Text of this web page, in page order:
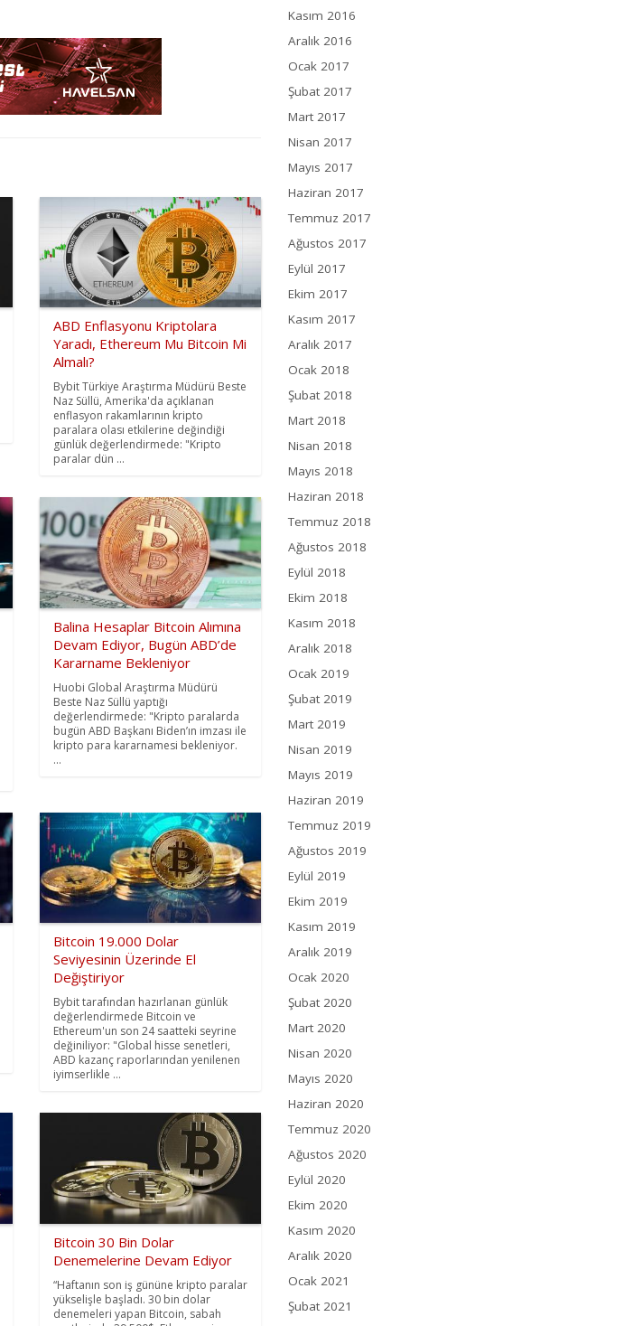
ABD Enflasyonu Kriptolara
Yaradı, Ethereum Mu Bitcoin Mi
Almalı?
Bybit Türkiye Araştırma Müdürü Beste
Naz Süllü, Amerika'da açıklanan
enflasyon rakamlarının kripto
paralara olası etkilerine değindiği
günlük değerlendirmede: "Kripto
paralar dün ...
Balina Hesaplar Bitcoin Alımına
Devam Ediyor, Bugün ABD’de
Kararname Bekleniyor
Huobi Global Araştırma Müdürü
Beste Naz Süllü yaptığı
değerlendirmede: "Kripto paralarda
bugün ABD Başkanı Biden’ın imzası ile
kripto para kararnamesi bekleniyor.
...
Bitcoin 19.000 Dolar
Seviyesinin Üzerinde El
Değiştiriyor
Bybit tarafından hazırlanan günlük
değerlendirmede Bitcoin ve
Ethereum'un son 24 saatteki seyrine
değiniliyor: "Global hisse senetleri,
ABD kazanç raporlarından yenilenen
iyimserlikle ...
Bitcoin 30 Bin Dolar
Denemelerine Devam Ediyor
“Haftanın son iş gününe kripto paralar
yükselişle başladı. 30 bin dolar
denemeleri yapan Bitcoin, sabah
Kasım 2016
Aralık 2016
Ocak 2017
Şubat 2017
Mart 2017
Nisan 2017
Mayıs 2017
Haziran 2017
Temmuz 2017
Ağustos 2017
Eylül 2017
Ekim 2017
Kasım 2017
Aralık 2017
Ocak 2018
Şubat 2018
Mart 2018
Nisan 2018
Mayıs 2018
Haziran 2018
Temmuz 2018
Ağustos 2018
Eylül 2018
Ekim 2018
Kasım 2018
Aralık 2018
Ocak 2019
Şubat 2019
Mart 2019
Nisan 2019
Mayıs 2019
Haziran 2019
Temmuz 2019
Ağustos 2019
Eylül 2019
Ekim 2019
Kasım 2019
Aralık 2019
Ocak 2020
Şubat 2020
Mart 2020
Nisan 2020
Mayıs 2020
Haziran 2020
Temmuz 2020
Ağustos 2020
Eylül 2020
Ekim 2020
Kasım 2020
Aralık 2020
Ocak 2021
Şubat 2021